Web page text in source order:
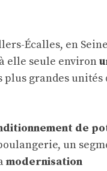
Écalles, en
elle seule environ
plus grandes unités
de
un
modernisation